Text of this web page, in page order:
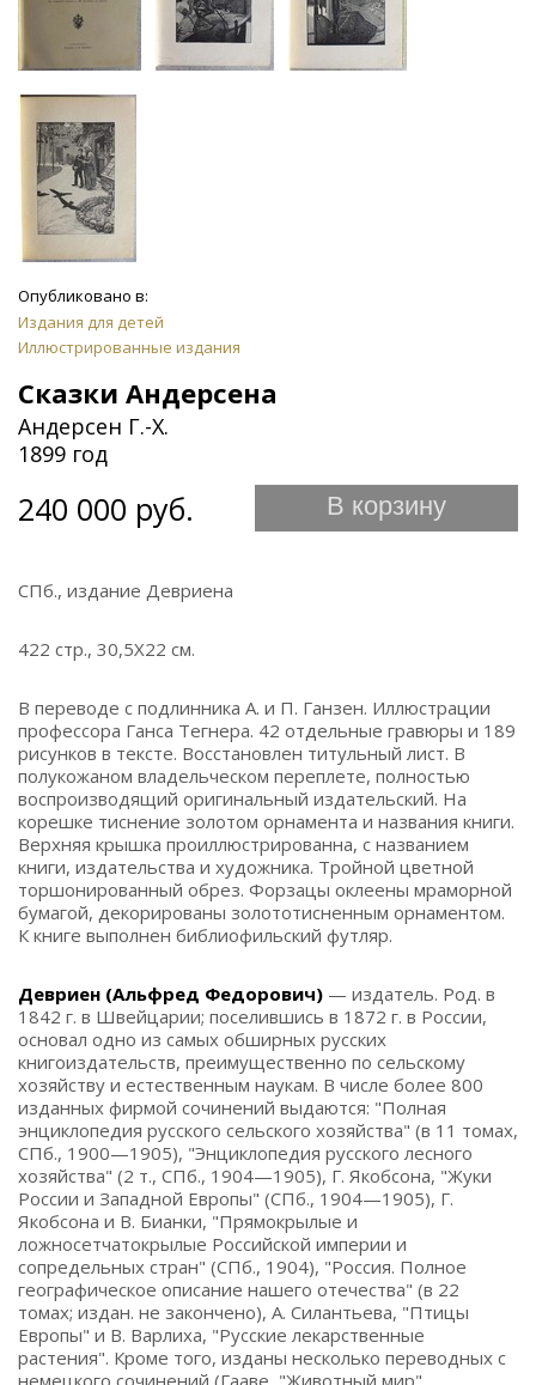
Опубликовано в:
Издания для детей
Иллюстрированные издания
Сказки Андерсена
Андерсен Г.-Х.
1899 год
240 000 руб. В корзину
СПб., издание Девриена
422 стр., 30,5Х22 см.
В переводе с подлинника А. и П. Ганзен. Иллюстрации
профессора Ганса Тегнера. 42 отдельные гравюры и 189
рисунков в тексте. Восстановлен титульный лист. В
полукожаном владельческом переплете, полностью
воспроизводящий оригинальный издательский. На
корешке тиснение золотом орнамента и названия книги.
Верхняя крышка проиллюстрированна, с названием
книги, издательства и художника. Тройной цветной
торшонированный обрез. Форзацы оклеены мраморной
бумагой, декорированы золототисненным орнаментом.
К книге выполнен библиофильский футляр.
Девриен (Альфред Федорович) — издатель. Род. в
1842 г. в Швейцарии; поселившись в 1872 г. в России,
основал одно из самых обширных русских
книгоиздательств, преимущественно по сельскому
хозяйству и естественным наукам. В числе более 800
изданных фирмой сочинений выдаются: "Полная
энциклопедия русского сельского хозяйства" (в 11 томах,
СПб., 1900—1905), "Энциклопедия русского лесного
хозяйства" (2 т., СПб., 1904—1905), Г. Якобсона, "Жуки
России и Западной Европы" (СПб., 1904—1905), Г.
Якобсона и В. Бианки, "Прямокрылые и
ложносетчатокрылые Российской империи и
сопредельных стран" (СПб., 1904), "Россия. Полное
географическое описание нашего отечества" (в 22
томах; издан. не закончено), А. Силантьева, "Птицы
Европы" и В. Варлиха, "Русские лекарственные
растения". Кроме того, изданы несколько переводных с
немецкого сочинений (Гааве, "Животный мир",